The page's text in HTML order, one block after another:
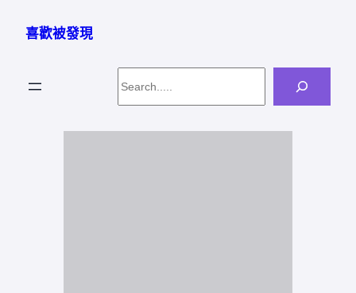
喜歡被發現